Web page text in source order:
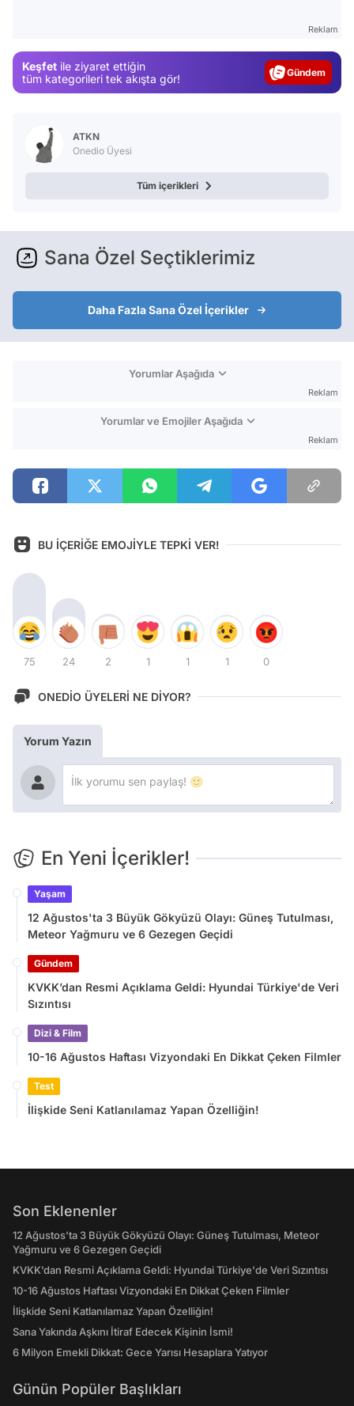
Reklam
Keşfet ile ziyaret ettiğin
tüm kategorileri tek akışta gör!
Magazin
ATKN
Onedio Üyesi
Tüm içerikleri
Sana Özel Seçtiklerimiz
Daha Fazla Sana Özel İçerikler
Yorumlar Aşağıda
Reklam
Yorumlar ve Emojiler Aşağıda
Reklam
BU İÇERİĞE EMOJİYLE TEPKİ VER!
75 24 2 1 1 1 0
ONEDİO ÜYELERİ NE DİYOR?
Yorum Yazın
En Yeni İçerikler!
Yaşam
12 Ağustos'ta 3 Büyük Gökyüzü Olayı: Güneş Tutulması,
Meteor Yağmuru ve 6 Gezegen Geçidi
Gündem
KVKK’dan Resmi Açıklama Geldi: Hyundai Türkiye'de Veri
Sızıntısı
Dizi & Film
10-16 Ağustos Haftası Vizyondaki En Dikkat Çeken Filmler
Test
İlişkide Seni Katlanılamaz Yapan Özelliğin!
Son Eklenenler
12 Ağustos'ta 3 Büyük Gökyüzü Olayı: Güneş Tutulması, Meteor
Yağmuru ve 6 Gezegen Geçidi
KVKK’dan Resmi Açıklama Geldi: Hyundai Türkiye'de Veri Sızıntısı
10-16 Ağustos Haftası Vizyondaki En Dikkat Çeken Filmler
İlişkide Seni Katlanılamaz Yapan Özelliğin!
Sana Yakında Aşkını İtiraf Edecek Kişinin İsmi!
6 Milyon Emekli Dikkat: Gece Yarısı Hesaplara Yatıyor
Günün Popüler Başlıkları